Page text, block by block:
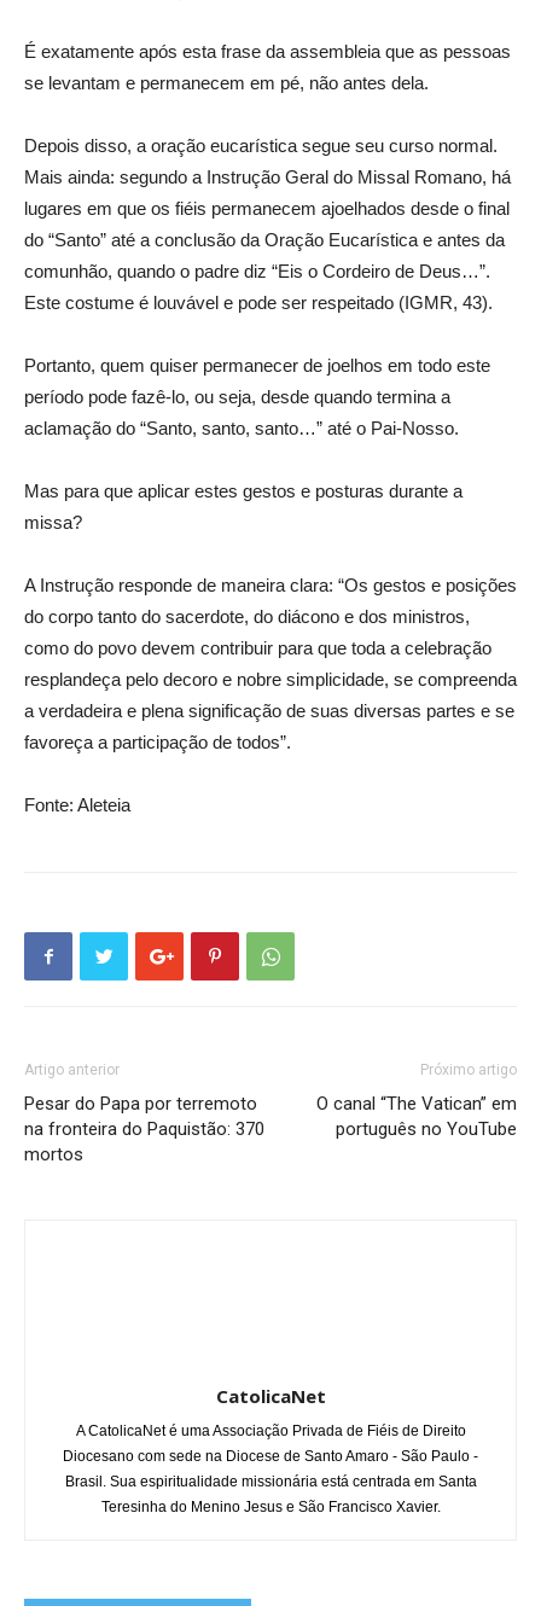
É exatamente após esta frase da assembleia que as pessoas
se levantam e permanecem em pé, não antes dela.
Depois disso, a oração eucarística segue seu curso normal.
Mais ainda: segundo a Instrução Geral do Missal Romano, há
lugares em que os fiéis permanecem ajoelhados desde o final
do “Santo” até a conclusão da Oração Eucarística e antes da
comunhão, quando o padre diz “Eis o Cordeiro de Deus…”.
Este costume é louvável e pode ser respeitado (IGMR, 43).
Portanto, quem quiser permanecer de joelhos em todo este
período pode fazê-lo, ou seja, desde quando termina a
aclamação do “Santo, santo, santo…” até o Pai-Nosso.
Mas para que aplicar estes gestos e posturas durante a
missa?
A Instrução responde de maneira clara: “Os gestos e posições
do corpo tanto do sacerdote, do diácono e dos ministros,
como do povo devem contribuir para que toda a celebração
resplandeça pelo decoro e nobre simplicidade, se compreenda
a verdadeira e plena significação de suas diversas partes e se
favoreça a participação de todos”.
Fonte: Aleteia
Artigo anterior
Pesar do Papa por terremoto
na fronteira do Paquistão: 370
mortos
Próximo artigo
O canal “The Vatican” em
português no YouTube
CatolicaNet
A CatolicaNet é uma Associação Privada de Fiéis de Direito
Diocesano com sede na Diocese de Santo Amaro - São Paulo -
Brasil. Sua espiritualidade missionária está centrada em Santa
Teresinha do Menino Jesus e São Francisco Xavier.